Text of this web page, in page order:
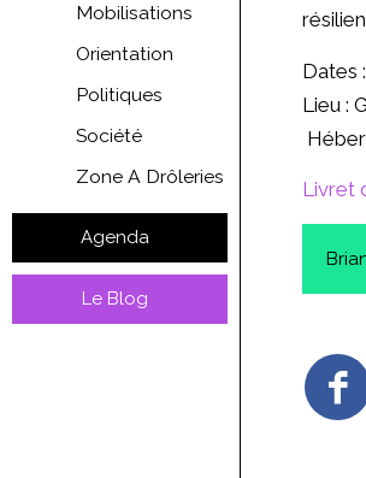
Mobilisations
Orientation
Politiques
Société
Zone A Drôleries
Agenda
Le Blog
Dates
Lieu :
Livret